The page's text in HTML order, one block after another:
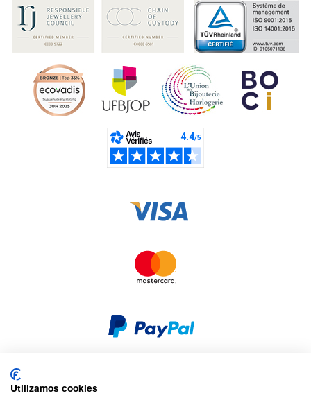
Seguridad y privacidad
Utilizamos cookies